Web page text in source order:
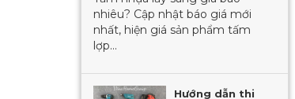
nhiêu? Cập nhật báo giá mới
nhất, hiện giá sản phẩm tấm
lợp...
Hướng dẫn thi